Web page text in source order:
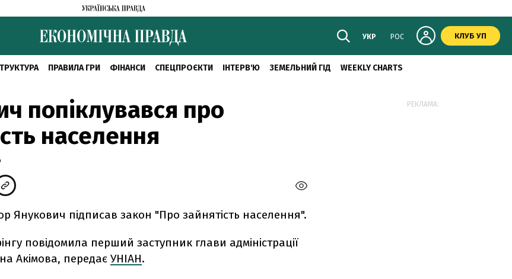
УКР РОС КЛУБ УП
ПРАВИЛА ГРИ ФІНАНСИ СПЕЦПРОЄКТИ ІНТЕРВ'Ю ЗЕМЕЛЬНИЙ ГІД WEEKLY CHARTS
попіклувався про
населення
Янукович підписав закон "Про зайнятість населення".
повідомила перший заступник глави адміністрації
Акімова, передає УНІАН.
РЕКЛАМА: